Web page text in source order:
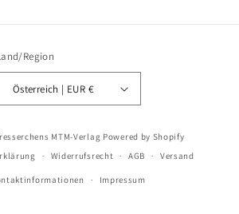
Region
Österreich | EUR €
MTM-Verlag Powered by Shopify
Widerrufsrecht AGB Versand
Impressum